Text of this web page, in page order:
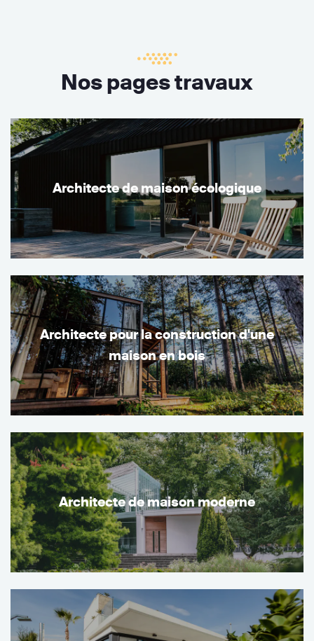
Nos pages travaux
Architecte de maison écologique
Architecte pour la construction d'une
maison en bois
Architecte de maison moderne